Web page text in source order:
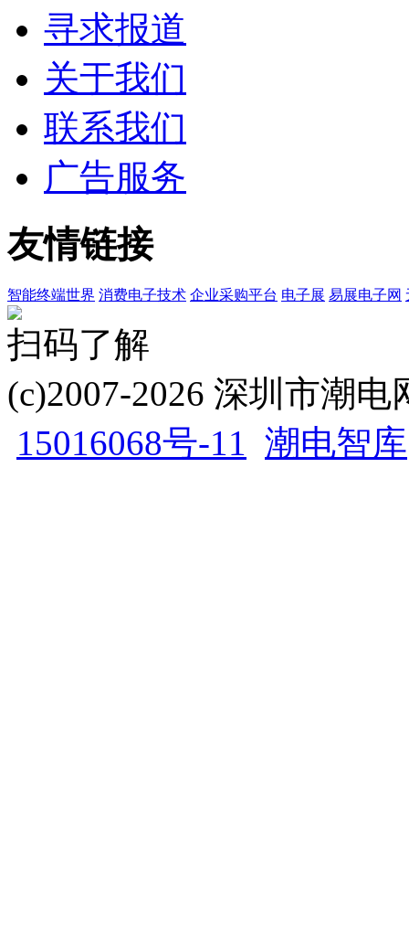
寻求报道
关于我们
联系我们
广告服务
友情链接
智能终端世界 消费电子技术 企业采购平台 电子展 易展电子网
扫码了解
(c)2007-2026 深圳市潮
15016068号-11 潮电智库